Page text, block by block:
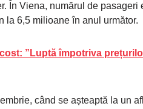
În Viena, numărul de pasageri
la 6,5 ​​milioane în anul următor.
”Luptă împotriva
când se așteaptă la un